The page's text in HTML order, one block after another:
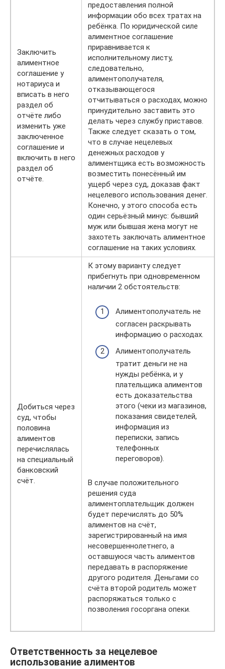
Заключить
алиментное
соглашение у
нотариуса и
вписать в него
раздел об
отчёте либо
изменить уже
заключенное
соглашение и
включить в него
раздел об
отчёте.
предоставления полной
информации обо всех тратах на
ребёнка. По юридической силе
алиментное соглашение
приравнивается к
исполнительному листу,
следовательно,
алиментополучателя,
отказывающегося
отчитываться о расходах, можно
принудительно заставить это
делать через службу приставов.
Также следует сказать о том,
что в случае нецелевых
денежных расходов у
алиментщика есть возможность
возместить понесённый им
ущерб через суд, доказав факт
нецелевого использования денег.
Конечно, у этого способа есть
один серьёзный минус: бывший
муж или бывшая жена могут не
захотеть заключать алиментное
соглашение на таких условиях.
Добиться через
суд, чтобы
половина
алиментов
перечислялась
на специальный
банковский
счёт.
К этому варианту следует
прибегнуть при одновременном
наличии 2 обстоятельств:
Алиментополучатель не
согласен раскрывать
информацию о расходах.
Алиментополучатель
тратит деньги не на
нужды ребёнка, и у
плательщика алиментов
есть доказательства
этого (чеки из магазинов,
показания свидетелей,
информация из
переписки, запись
телефонных
переговоров).
В случае положительного
решения суда
алиментоплательщик должен
будет перечислять до 50%
алиментов на счёт,
зарегистрированный на имя
несовершеннолетнего, а
оставшуюся часть алиментов
передавать в распоряжение
другого родителя. Деньгами со
счёта второй родитель может
распоряжаться только с
позволения госоргана опеки.
Ответственность за нецелевое
использование алиментов